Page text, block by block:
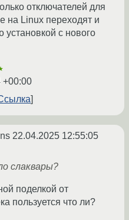
отключателей для
на Linux переходят и
установкой с нового
+00:00
22.04.2025 12:55:05
слаквары?
поделкой от
пользуется что ли?